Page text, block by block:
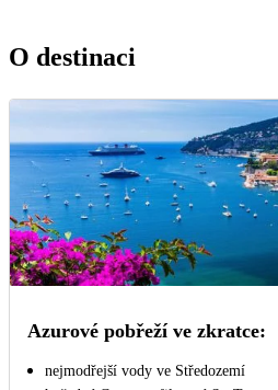
O destinaci
Azurové pobřeží ve zkratce:
nejmodřejší vody ve Středozemí